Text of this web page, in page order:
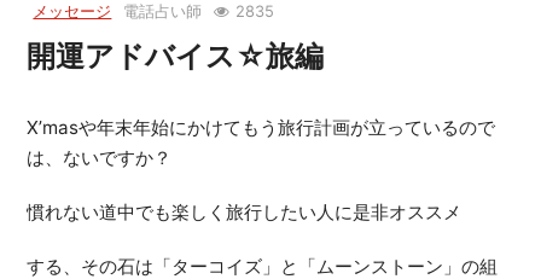
メッセージ 電話占い師 2835
開運アドバイス☆旅編
X’masや年末年始にかけてもう旅行計画が立っているので
は、ないですか？
慣れない道中でも楽しく旅行したい人に是非オススメ
する、その石は「ターコイズ」と「ムーンストーン」の組